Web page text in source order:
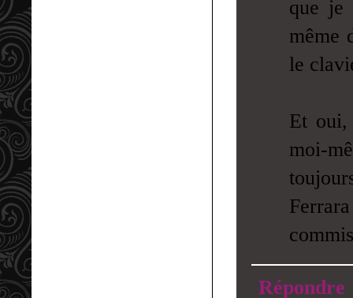
que je
même
le
Et
moi-
Répondre